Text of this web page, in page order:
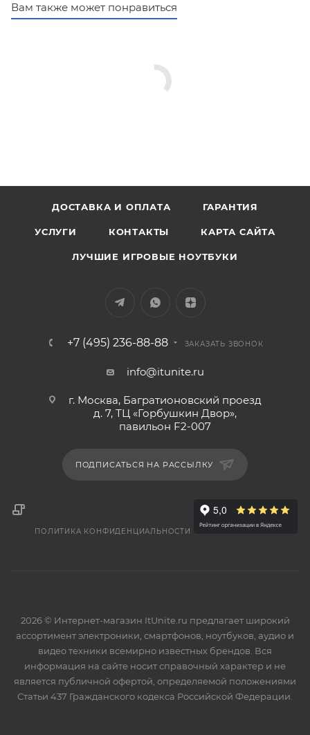
Вам также может понравиться
ДОСТАВКА И ОПЛАТА ГАРАНТИЯ
УСЛУГИ КОНТАКТЫ КАРТА САЙТА
ЛУЧШИЕ ИГРОВЫЕ НОУТБУКИ
+7 (495) 236-88-88 ЗАКАЗАТЬ ЗВОНОК
info@itunite.ru
г. Москва, Багратионовский проезд
д. 7, ТЦ «Горбушкин Двор»,
павильон F2-007
ПОДПИСАТЬСЯ НА РАССЫЛКУ
ПОЛИТИКА КОНФИДЕНЦИАЛЬНОСТИ
2026 © Интернет-магазин ItUnite.ru предлагает широкий
ассортимент электроники, смартфонов, ноутбуков, аудио и
видео техники всемирно известных брендов. Вся
информация на сайте носит справочный характер и не
является публичной офертой, определяемой положениями
Статьи 437 Гражданского кодекса Российской Федерации.